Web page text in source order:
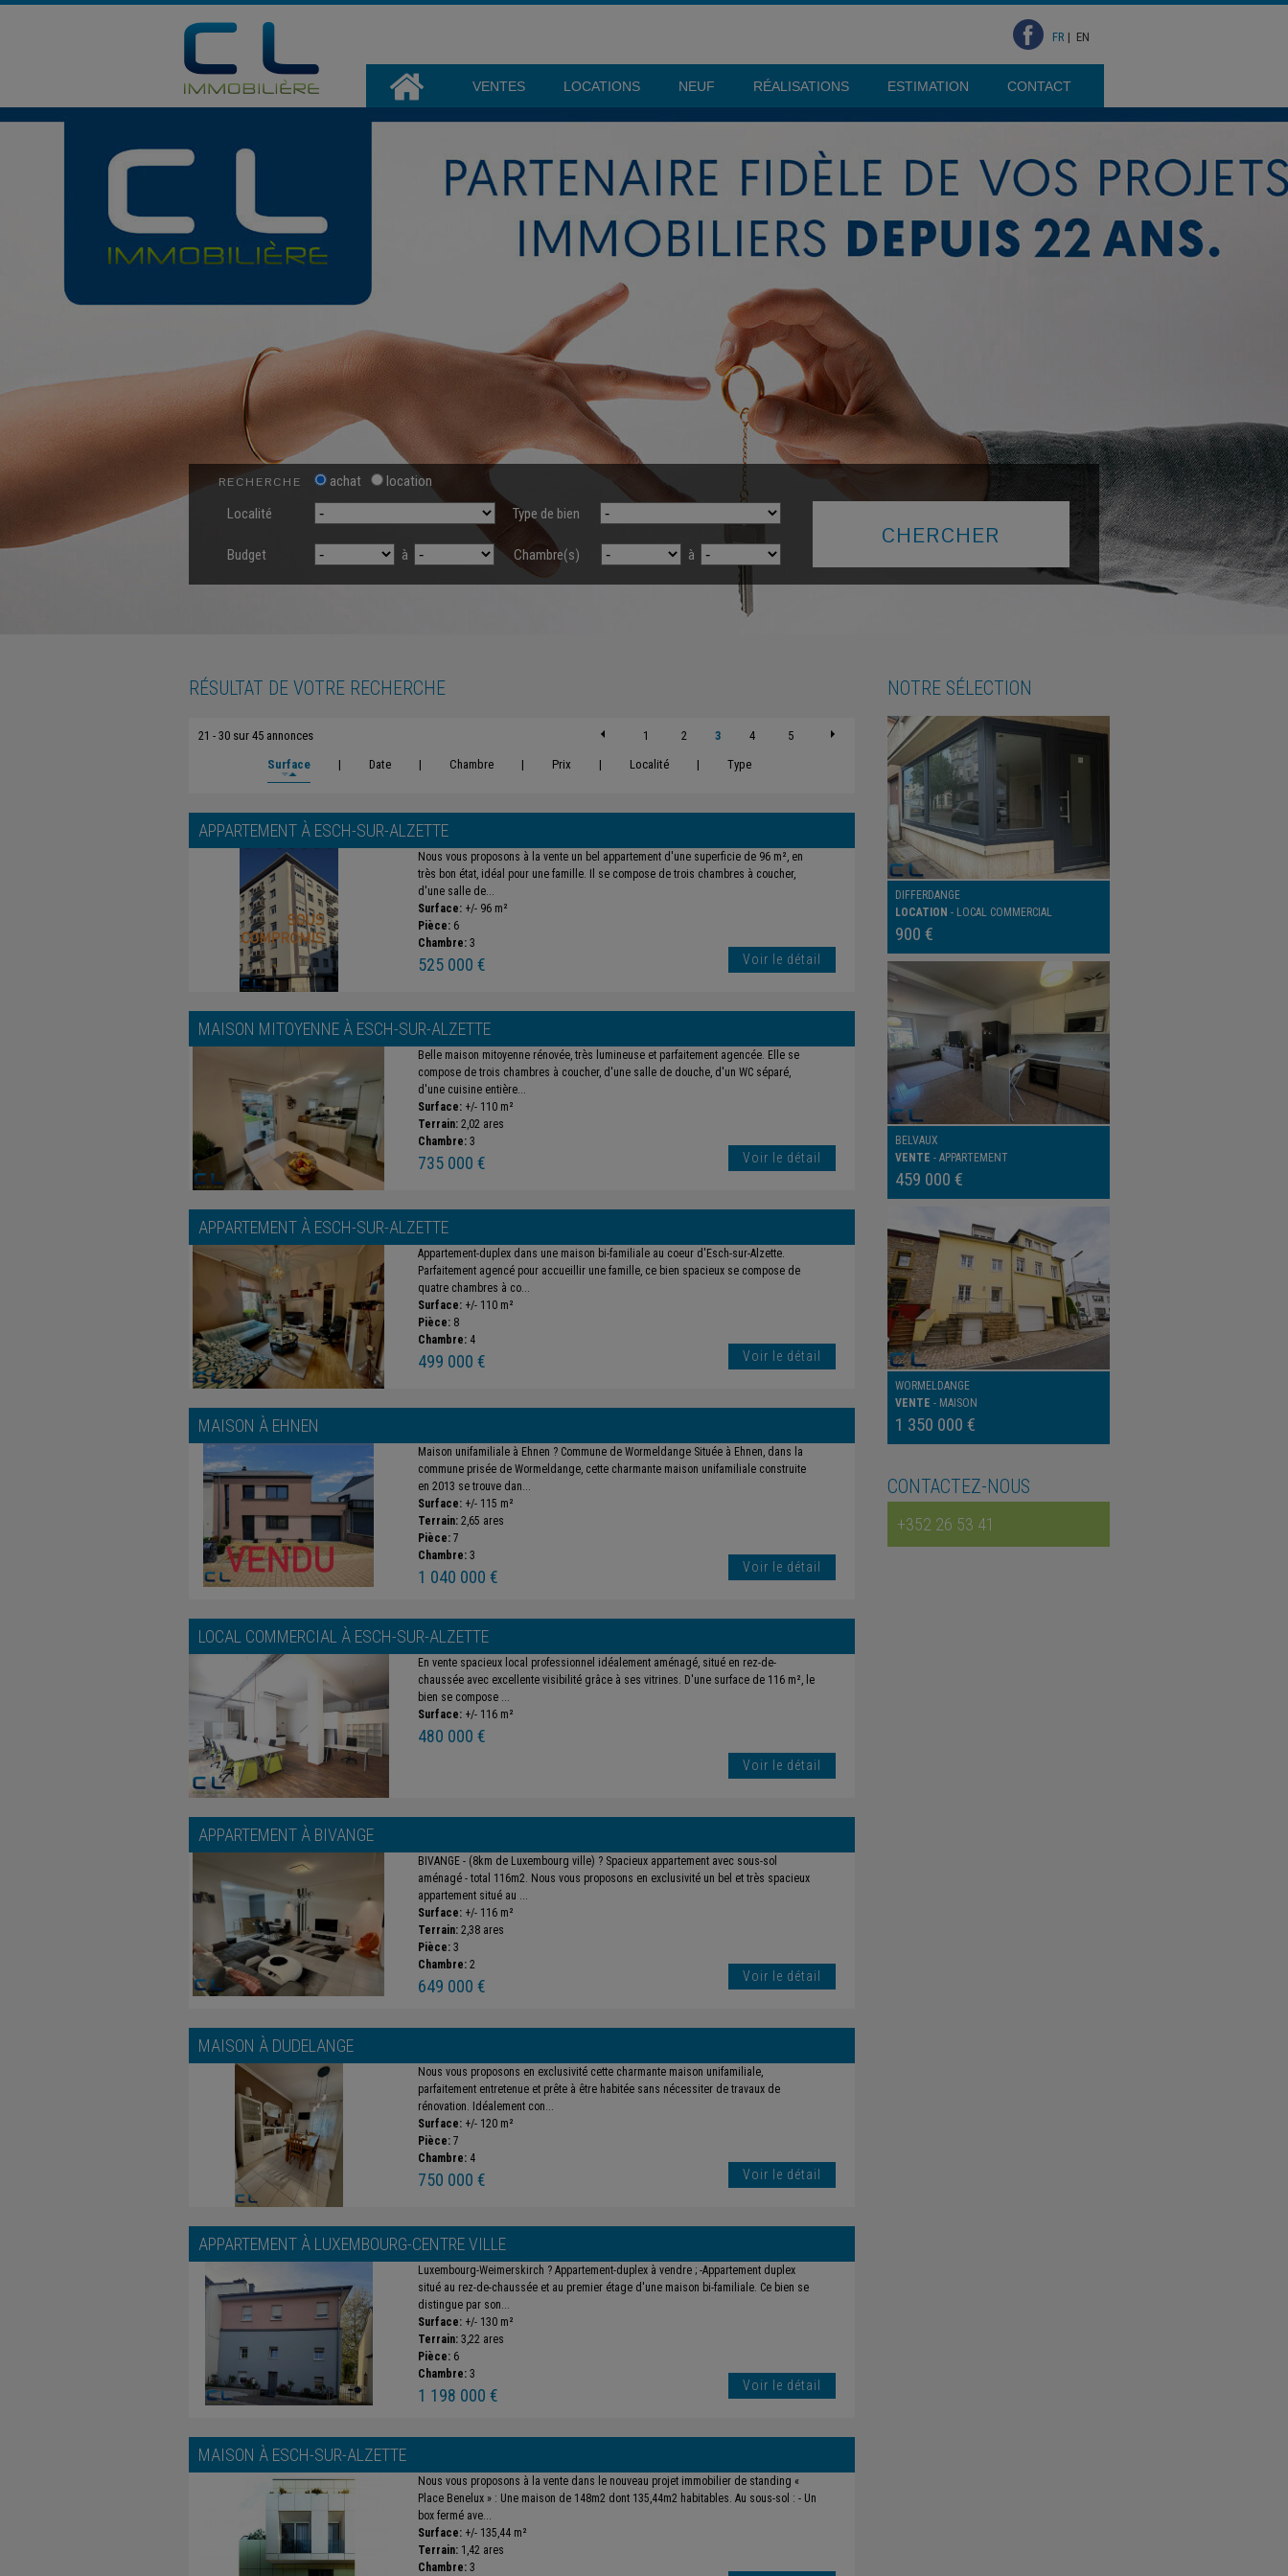
FR | EN
VENTES LOCATIONS NEUF RÉALISATIONS ESTIMATION CONTACT
RECHERCHE achat
location
Localité
Type de bien
Budget à Chambre(s) à
RÉSULTAT DE VOTRE RECHERCHE
21 - 30 sur 45 annonces 1 2 3 4
5
Surface
| Date | Chambre | Prix | Localité | Type
APPARTEMENT À ESCH-SUR-ALZETTE
Nous vous proposons à la vente un bel appartement d'une superficie de 96 m², en
très bon état, idéal pour une famille. Il se compose de trois chambres à coucher,
d'une salle de...
Surface: +/- 96 m²
Pièce: 6
Chambre: 3
525 000 € Voir le détail
MAISON MITOYENNE À ESCH-SUR-ALZETTE
Belle maison mitoyenne rénovée, très lumineuse et parfaitement agencée. Elle se
compose de trois chambres à coucher, d'une salle de douche, d'un WC séparé,
d'une cuisine entière...
Surface: +/- 110 m²
Terrain: 2,02 ares
Chambre: 3
735 000 € Voir le détail
APPARTEMENT À ESCH-SUR-ALZETTE
Appartement-duplex dans une maison bi-familiale au coeur d'Esch-sur-Alzette.
Parfaitement agencé pour accueillir une famille, ce bien spacieux se compose de
quatre chambres à co...
Surface: +/- 110 m²
Pièce: 8
Chambre: 4
499 000 € Voir le détail
MAISON À EHNEN
Maison unifamiliale à Ehnen ? Commune de Wormeldange Située à Ehnen, dans la
commune prisée de Wormeldange, cette charmante maison unifamiliale construite
en 2013 se trouve dan...
Surface: +/- 115 m²
Terrain: 2,65 ares
Pièce: 7
Chambre: 3
1 040 000 € Voir le détail
LOCAL COMMERCIAL À ESCH-SUR-ALZETTE
En vente spacieux local professionnel idéalement aménagé, situé en rez-de-
chaussée avec excellente visibilité grâce à ses vitrines. D'une surface de 116 m², le
bien se compose ...
Surface: +/- 116 m²
480 000 €
Voir le détail
APPARTEMENT À BIVANGE
BIVANGE - (8km de Luxembourg ville) ? Spacieux appartement avec sous-sol
aménagé - total 116m2. Nous vous proposons en exclusivité un bel et très spacieux
appartement situé au ...
Surface: +/- 116 m²
Terrain: 2,38 ares
Pièce: 3
Chambre: 2
649 000 € Voir le détail
MAISON À DUDELANGE
Nous vous proposons en exclusivité cette charmante maison unifamiliale,
parfaitement entretenue et prête à être habitée sans nécessiter de travaux de
rénovation. Idéalement con...
Surface: +/- 120 m²
Pièce: 7
Chambre: 4
750 000 € Voir le détail
APPARTEMENT À LUXEMBOURG-CENTRE VILLE
Luxembourg-Weimerskirch ? Appartement-duplex à vendre ; -Appartement duplex
situé au rez-de-chaussée et au premier étage d'une maison bi-familiale. Ce bien se
distingue par son...
Surface: +/- 130 m²
Terrain: 3,22 ares
Pièce: 6
Chambre: 3
1 198 000 € Voir le détail
MAISON À ESCH-SUR-ALZETTE
Nous vous proposons à la vente dans le nouveau projet immobilier de standing «
Place Benelux » : Une maison de 148m2 dont 135,44m2 habitables. Au sous-sol : - Un
box fermé ave...
Surface: +/- 135,44 m²
Terrain: 1,42 ares
Chambre: 3
NOTRE SÉLECTION
DIFFERDANGE
LOCATION - LOCAL COMMERCIAL
900 €
BELVAUX
VENTE - APPARTEMENT
459 000 €
WORMELDANGE
VENTE - MAISON
1 350 000 €
CONTACTEZ-NOUS
+352 26 53 41